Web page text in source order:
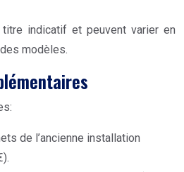
indicatif et peuvent varier en
modèles.
de l’ancienne installation